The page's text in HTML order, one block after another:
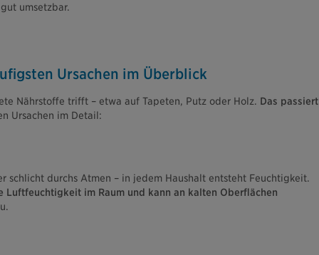
umsetzbar.
Ursachen im Überblick
Nährstoffe trifft – etwa auf Tapeten, Putz oder Holz. Das passiert
Ursachen im Detail:
schlicht durchs Atmen – in jedem Haushalt entsteht Feuchtigkeit.
Luftfeuchtigkeit im Raum und kann an kalten Oberflächen